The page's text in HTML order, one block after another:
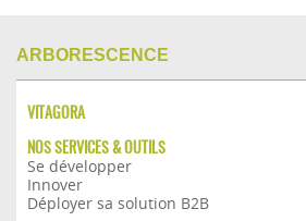
ARBORESCENCE
VITAGORA
NOS SERVICES & OUTILS
Se développer
Innover
Déployer sa solution B2B